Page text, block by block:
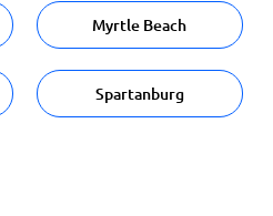
Myrtle Beach
Spartanburg